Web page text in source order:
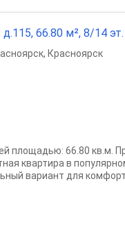
66.80 м², 8/14 эт.
, Красноярск
площадью: 66.80 кв.м.
квартира в
вариант для